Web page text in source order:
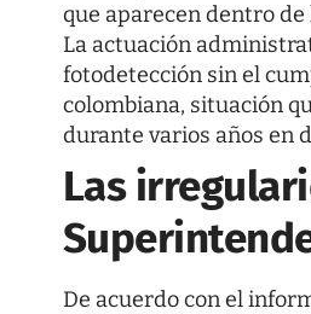
que aparecen dentro
La actuación
fotodetección sin el
colombiana, situación
durante varios años en
Las
De acuerdo con el